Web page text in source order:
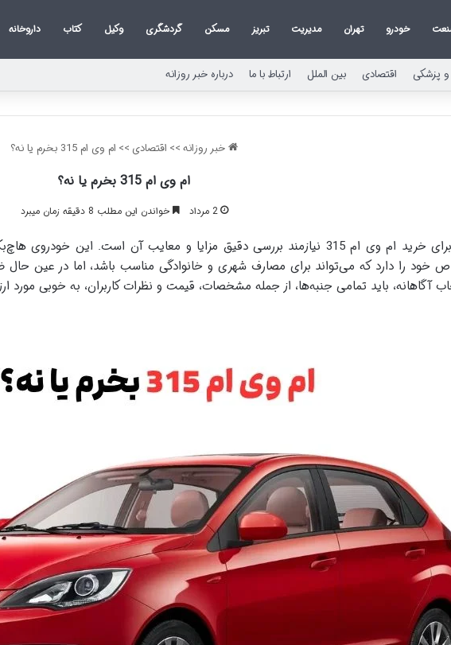
خودرو تهران مدیریت تبریز مسکن گردشگری وکیل کتاب داروخانه
پزشکی اقتصادی بین الملل ارتباط با ما درباره خبر روزانه
خبر روزانه>> اقتصادی >> ام وی ام 315 بخرم یا نه؟
ام وی ام 315 بخرم یا نه؟
2 مرداد خواندن این مطلب 8 دقیقه زمان میبرد
تصمیم‌گیری برای خرید ام وی ام 315 نیازمند بررسی دقیق مزایا و معایب آن است.
خود را دارد که می‌تواند برای مصارف شهری و خانوادگی مناسب باشد، اما در عین
آگاهانه، باید تمامی جنبه‌ها، از جمله مشخصات، قیمت و نظرات کاربران، به خوبی مورد